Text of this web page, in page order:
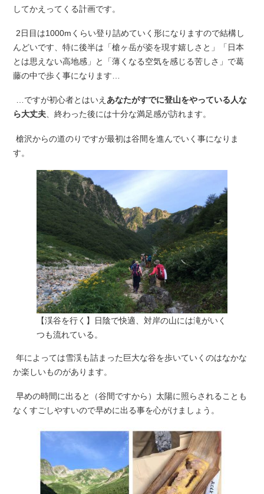
してかえってくる計画です。
2日目は1000mくらい登り詰めていく形になりますので結構し
んどいです、特に後半は「槍ヶ岳が姿を現す嬉しさと」「日本
とは思えない高地感」と「薄くなる空気を感じる苦しさ」で葛
藤の中で歩く事になります…
…ですが初心者とはいえ あなたがすでに登山をやっている人な
ら大丈夫、終わった後には十分な満足感が訪れます。
槍沢からの道のりですが最初は谷間を進んでいく事になりま
す。
【渓谷を行く】日陰で快適、対岸の山には滝がいく
つも流れている。
年によっては雪渓も詰まった巨大な谷を歩いていくのはなかな
か楽しいものがあります。
早めの時間に出ると（谷間ですから）太陽に照らされることも
なくすごしやすいので早めに出る事を心がけましょう。